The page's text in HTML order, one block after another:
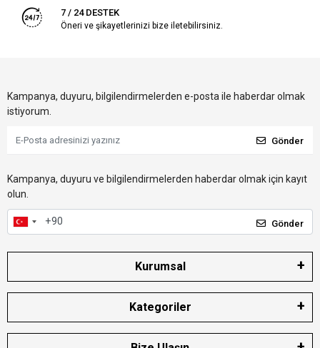
7 / 24 DESTEK
Öneri ve şikayetlerinizi bize iletebilirsiniz.
Kampanya, duyuru, bilgilendirmelerden e-posta ile haberdar olmak
istiyorum.
Gönder
Kampanya, duyuru ve bilgilendirmelerden haberdar olmak için kayıt
olun.
Gönder
Kurumsal
Kategoriler